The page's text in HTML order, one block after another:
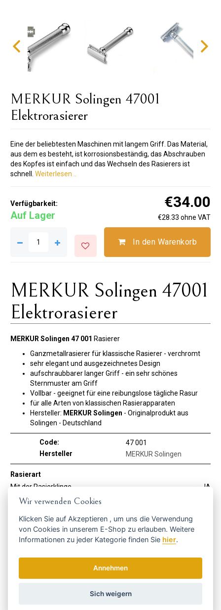
MERKUR Solingen 47001
Elektrorasierer
Eine der beliebtesten Maschinen mit langem Griff. Das Material,
aus dem es besteht, ist korrosionsbeständig, das Abschrauben
des Kopfes ist einfach und das Wechseln des Rasierers ist
schnell. Weiterlesen ..
Verfügbarkeit:
Auf Lager
€34.00
€28.33 ohne VAT
In den Warenkorb
MERKUR Solingen 47001
Elektrorasierer
MERKUR Solingen 47 001 Rasierer
Ganzmetallrasierer für klassische Rasierer - verchromt
sehr elegant und ausgezeichnetes Design
aufschraubbarer langer Griff - ein sehr schönes
Sternmuster am Griff
Vollbar - geeignet für eine reibungslose tägliche Rasur
für alle Arten von klassischen Rasierapparaten
Hersteller: MERKUR Solingen - Originalprodukt aus
Solingen - Deutschland
Code:
47 001
Hersteller
MERKUR Solingen
Rasierart
Mit der Rasierklinge
JA
Holen Sie sich die besten Angebote
rechtzeitig ...
Wir verwenden Cookies
Klicken Sie auf Akzeptieren , um uns die Verwendung
von Cookies in unserem E-Shop zu erlauben. Weitere
Informationen zu jeder Kategorie finden Sie hier.
Annehmen
Sich weigern